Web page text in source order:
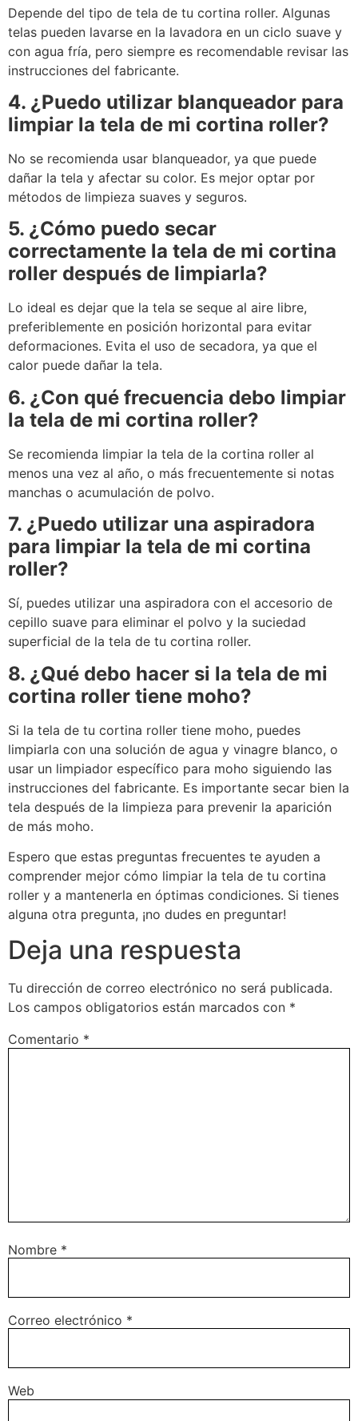
Depende del tipo de tela de tu cortina roller. Algunas
telas pueden lavarse en la lavadora en un ciclo suave y
con agua fría, pero siempre es recomendable revisar las
instrucciones del fabricante.
4. ¿Puedo utilizar blanqueador para
limpiar la tela de mi cortina roller?
No se recomienda usar blanqueador, ya que puede
dañar la tela y afectar su color. Es mejor optar por
métodos de limpieza suaves y seguros.
5. ¿Cómo puedo secar
correctamente la tela de mi cortina
roller después de limpiarla?
Lo ideal es dejar que la tela se seque al aire libre,
preferiblemente en posición horizontal para evitar
deformaciones. Evita el uso de secadora, ya que el
calor puede dañar la tela.
6. ¿Con qué frecuencia debo limpiar
la tela de mi cortina roller?
Se recomienda limpiar la tela de la cortina roller al
menos una vez al año, o más frecuentemente si notas
manchas o acumulación de polvo.
7. ¿Puedo utilizar una aspiradora
para limpiar la tela de mi cortina
roller?
Sí, puedes utilizar una aspiradora con el accesorio de
cepillo suave para eliminar el polvo y la suciedad
superficial de la tela de tu cortina roller.
8. ¿Qué debo hacer si la tela de mi
cortina roller tiene moho?
Si la tela de tu cortina roller tiene moho, puedes
limpiarla con una solución de agua y vinagre blanco, o
usar un limpiador específico para moho siguiendo las
instrucciones del fabricante. Es importante secar bien la
tela después de la limpieza para prevenir la aparición
de más moho.
Espero que estas preguntas frecuentes te ayuden a
comprender mejor cómo limpiar la tela de tu cortina
roller y a mantenerla en óptimas condiciones. Si tienes
alguna otra pregunta, ¡no dudes en preguntar!
Deja una respuesta
Tu dirección de correo electrónico no será publicada.
Los campos obligatorios están marcados con *
Comentario *
Nombre *
Correo electrónico *
Web